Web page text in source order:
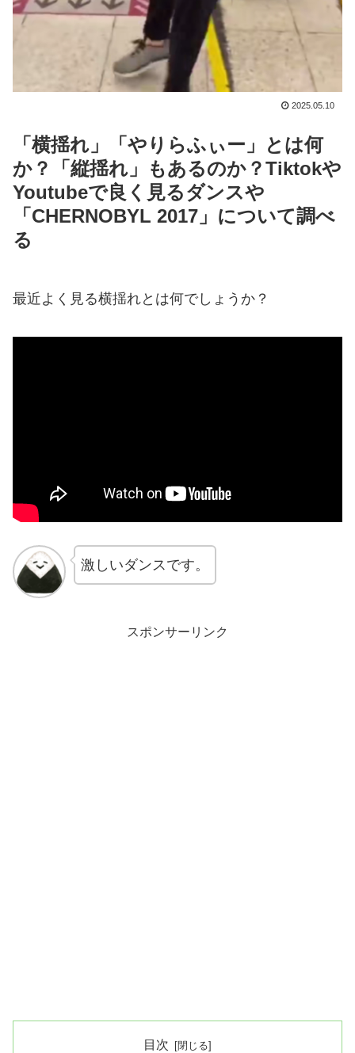
2025.05.10
「横揺れ」「やりらふぃー」とは何
か？「縦揺れ」もあるのか？Tiktokや
Youtubeで良く見るダンスや
「CHERNOBYL 2017」について調べ
る
最近よく見る横揺れとは何でしょうか？
激しいダンスです。
スポンサーリンク
目次